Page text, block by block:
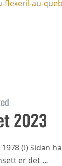
flexeril-au-
2023
(!) Sidan
er det …